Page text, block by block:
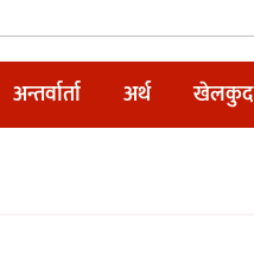
अन्तर्वार्ता अर्थ खेलकुद